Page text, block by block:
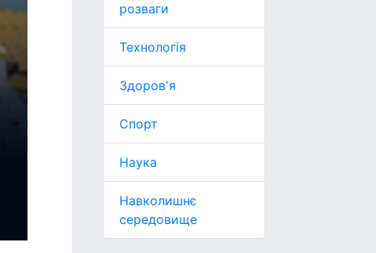
розваги
Технологія
Здоров'я
Спорт
Наука
Навколишнє
середовище